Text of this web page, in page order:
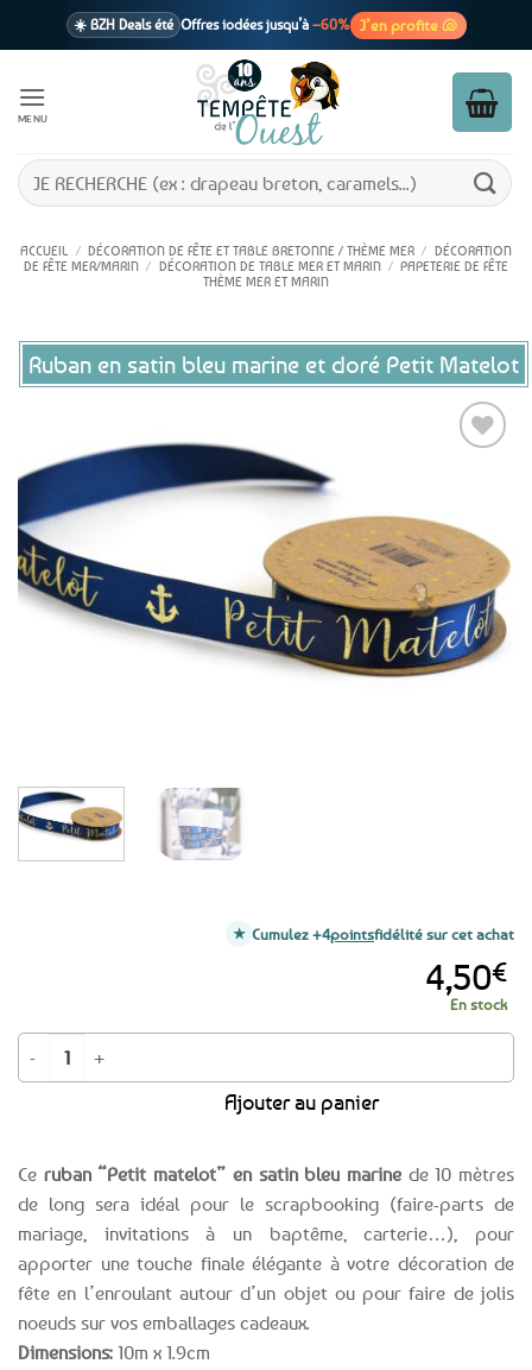
☀️ BZH Deals été Offres iodées jusqu’à –60% J’en profite 🐚
1 cadeau offertdès 39€ d’achats
En point relais dès 3,95€ seulement
MENU
Recherche
pour :
ACCUEIL / DÉCORATION DE FÊTE ET TABLE BRETONNE / THÈME MER / DÉCORATION
DE FÊTE MER/MARIN / DÉCORATION DE TABLE MER ET MARIN / PAPETERIE DE FÊTE
THÈME MER ET MARIN
Ruban en satin bleu marine et doré Petit Matelot
aux
favoris
Ce ruban “Petit matelot” en satin bleu marinede 10 mètres
de long sera idéal pour le scrapbooking (faire-parts de
mariage, invitations à un baptême, carterie…), pour
apporter une touche finale élégante à votre décoration de
fête en l’enroulant autour d’un objet ou pour faire de jolis
noeuds sur vos emballages cadeaux.
Dimensions: 10m x 1.9cm
4,50€
En stock
quantité de Ruban en satin bleu marine et doré Petit Matelot
Ajouter au panier
Cumulez +4pointsfidélité sur cet achat